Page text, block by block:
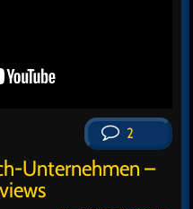
2
Unternehmen –